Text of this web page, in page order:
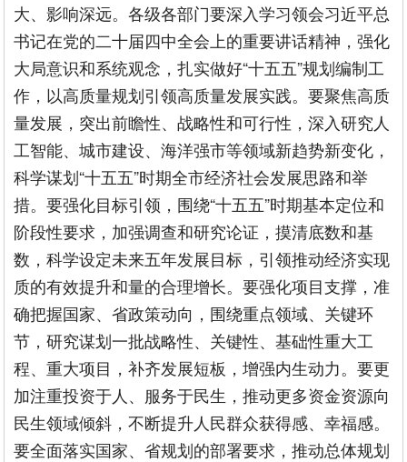
大、影响深远。各级各部门要深入学习领会习近平总
书记在党的二十届四中全会上的重要讲话精神，强化
大局意识和系统观念，扎实做好“十五五”规划编制工
作，以高质量规划引领高质量发展实践。要聚焦高质
量发展，突出前瞻性、战略性和可行性，深入研究人
工智能、城市建设、海洋强市等领域新趋势新变化，
科学谋划“十五五”时期全市经济社会发展思路和举
措。要强化目标引领，围绕“十五五”时期基本定位和
阶段性要求，加强调查和研究论证，摸清底数和基
数，科学设定未来五年发展目标，引领推动经济实现
质的有效提升和量的合理增长。要强化项目支撑，准
确把握国家、省政策动向，围绕重点领域、关键环
节，研究谋划一批战略性、关键性、基础性重大工
程、重大项目，补齐发展短板，增强内生动力。要更
加注重投资于人、服务于民生，推动更多资金资源向
民生领域倾斜，不断提升人民群众获得感、幸福感。
要全面落实国家、省规划的部署要求，推动总体规划